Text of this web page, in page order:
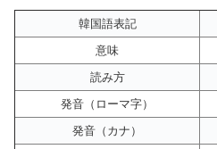
韓国語表記
意味
読み方
発音（ローマ字）
発音（カナ）